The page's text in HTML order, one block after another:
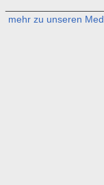
mehr zu unseren